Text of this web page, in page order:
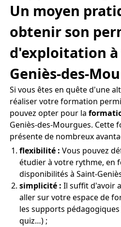
Un moyen
obtenir son
d'exploitation à
Geniès-des-
Si vous êtes en quête d'une
réaliser votre formation
pouvez opter pour la
Geniès-des-Mourgues. Cette
présente de nombreux
flexibilité : Vous pouvez
étudier à votre rythme, en
disponibilités à Saint-
simplicité : Il suffit d'avoir
aller sur votre espace de
les supports pédagogiques
quiz…) ;